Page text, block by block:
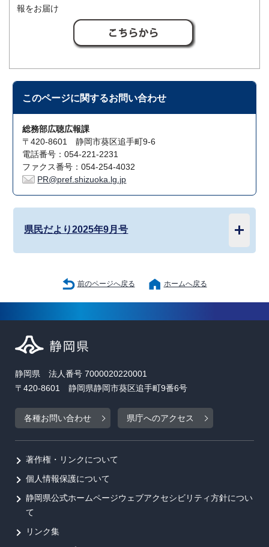
報をお届け
このページに関するお問い合わせ
総務部広聴広報課
〒420-8601 静岡市葵区追手町9-6
電話番号：054-221-2231
ファクス番号：054-254-4032
PR@pref.shizuoka.lg.jp
県民だより2025年9月号
前のページへ戻る ホームへ戻る
静岡県 法人番号 7000020220001
〒420-8601 静岡県静岡市葵区追手町9番6号
各種お問い合わせ 県庁へのアクセス
著作権・リンクについて
個人情報保護について
静岡県公式ホームページウェブアクセシビリティ方針につい
て
リンク集